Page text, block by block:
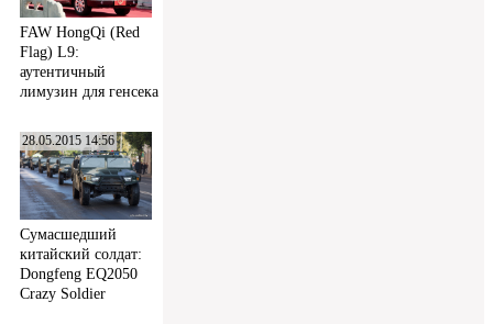
FAW HongQi (Red
Flag) L9:
аутентичный
лимузин для генсека
28.05.2015 14:56
Сумасшедший
китайский солдат:
Dongfeng EQ2050
Crazy Soldier